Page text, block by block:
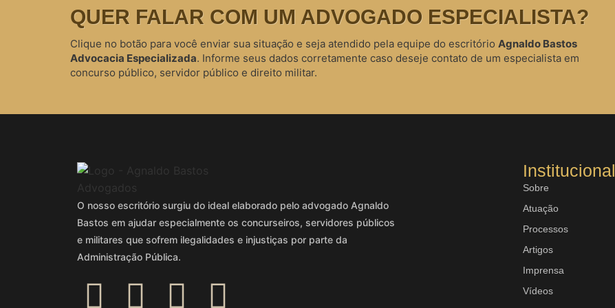
QUER FALAR COM UM ADVOGADO ESPECIALISTA?
Clique no botão para você enviar sua situação e seja atendido pela equipe do escritório Agnaldo Bastos
Advocacia Especializada. Informe seus dados corretamente caso deseje contato de um especialista em
concurso público, servidor público e direito militar.
O nosso escritório surgiu do ideal elaborado pelo advogado Agnaldo
Bastos em ajudar especialmente os concurseiros, servidores públicos
e militares que sofrem ilegalidades e injustiças por parte da
Administração Pública.
Institucional
Sobre
Atuação
Processos
Artigos
Imprensa
Vídeos